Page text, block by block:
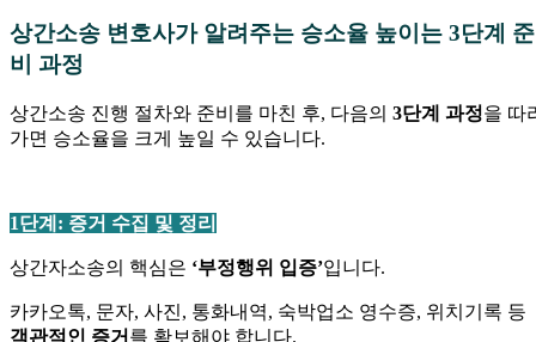
상간소송 변호사가 알려주는 승소율 높이는 3단계 준
비 과정
상간소송 진행 절차와 준비를 마친 후, 다음의 3단계 과정을 따
가면 승소율을 크게 높일 수 있습니다.
1단계: 증거 수집 및 정리
상간자소송의 핵심은 ‘부정행위 입증’입니다.
카카오톡, 문자, 사진, 통화내역, 숙박업소 영수증, 위치기록 등
객관적인 증거 를 확보해야 합니다.